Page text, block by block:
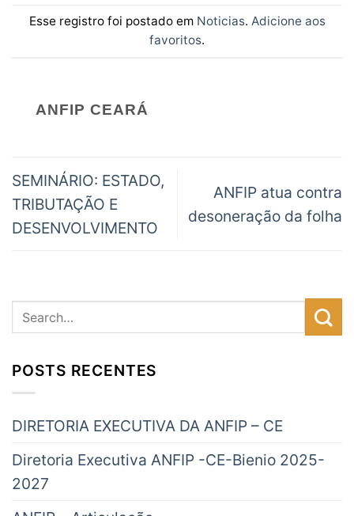
Esse registro foi postado em Noticias. Adicione aos
favoritos.
ANFIP CEARÁ
SEMINÁRIO: ESTADO,
TRIBUTAÇÃO E
DESENVOLVIMENTO
ANFIP atua contra
desoneração da folha
POSTS RECENTES
DIRETORIA EXECUTIVA DA ANFIP – CE
Diretoria Executiva ANFIP -CE-Bienio 2025-
2027